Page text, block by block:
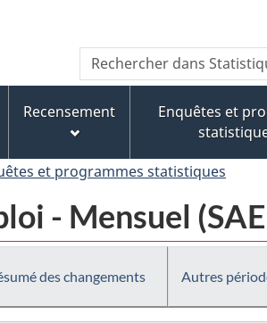
au
contenu
principal
« À
propos
de
ce
version
HTML
simplifiée
Recherche
Rechercher
dans
Canada
Recensement
Enquêtes et
et programmes statistiques
- Mensuel
des changements Autres